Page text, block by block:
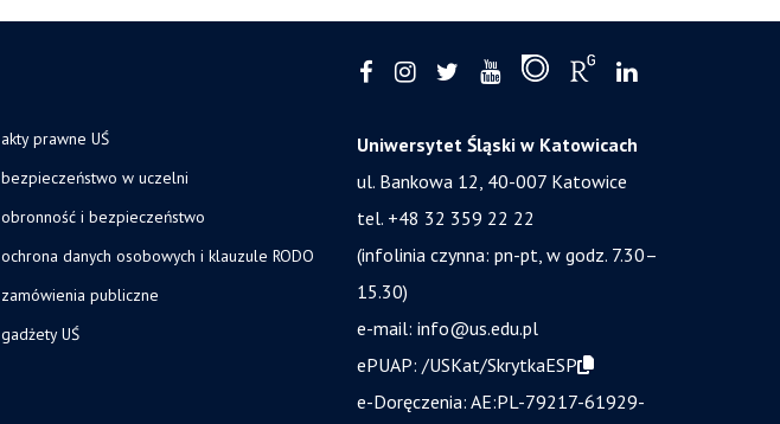
akty prawne UŚ
bezpieczeństwo w uczelni
obronność i bezpieczeństwo
ochrona danych osobowych i klauzule RODO
zamówienia publiczne
gadżety UŚ
Uniwersytet Śląski w Katowicach
ul. Bankowa 12, 40-007 Katowice
tel. +48 32 359 22 22
(infolinia czynna: pn-pt, w godz. 7.30–
15.30)
e-mail: info@us.edu.pl
ePUAP: /USKat/SkrytkaESP
e-Doręczenia: AE:PL-79217-61929-